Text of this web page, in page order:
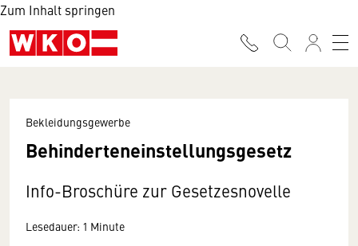
Zum Inhalt springen
Bekleidungsgewerbe
Behinderteneinstellungsgesetz
Info-Broschüre zur Gesetzesnovelle
Lesedauer: 1 Minute